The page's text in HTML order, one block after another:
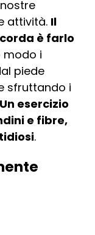
attività. Il
è farlo
modo i
piede
sfruttando i
Un esercizio
e fibre,
.